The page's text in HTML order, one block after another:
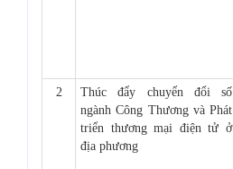
2
Thúc đẩy chuyển đổi số
ngành Công Thương và Phát
triển thương mại điện tử ở
địa phương